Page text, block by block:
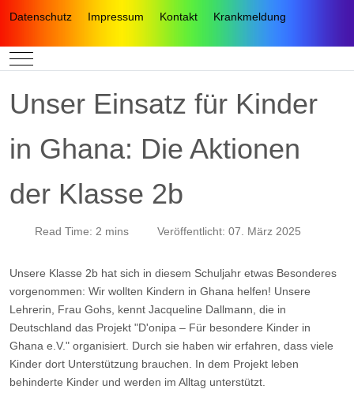
Datenschutz Impressum Kontakt Krankmeldung
Mobile Menu Toggle
Unser Einsatz für Kinder
in Ghana: Die Aktionen
der Klasse 2b
Read Time: 2 mins Veröffentlicht: 07. März 2025
Unsere Klasse 2b hat sich in diesem Schuljahr etwas Besonderes
vorgenommen: Wir wollten Kindern in Ghana helfen! Unsere
Lehrerin, Frau Gohs, kennt Jacqueline Dallmann, die in
Deutschland das Projekt "D'onipa – Für besondere Kinder in
Ghana e.V." organisiert. Durch sie haben wir erfahren, dass viele
Kinder dort Unterstützung brauchen.​ In dem Projekt leben
behinderte Kinder und werden im Alltag unterstützt.